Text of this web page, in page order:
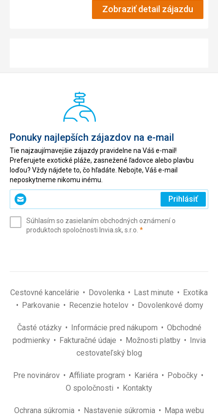
Zobraziť detail zájazdu
Ponuky najlepších zájazdov na e-mail
Tie najzaujímavejšie zájazdy pravidelne na Váš e-mail!
Preferujete exotické pláže, zasnežené ľadovce alebo plavbu
loďou? Vždy nájdete to, čo hľadáte. Nebojte, Váš e-mail
neposkytneme nikomu inému.
Zadajte
svoj
(povinné)
Prihlásiť
Súhlasím so zasielaním obchodných oznámení o
produktoch spoločnosti Invia.sk, s.r.o. *(povinné)
Cestovné kancelárie Dovolenka Last minute
Exotika
Parkovanie
Recenzie hotelov Dovolenkové domy
Časté otázky Informácie pred nákupom
Obchodné
podmienky
Fakturačné údaje Možnosti platby
Invia
cestovateľský blog
Pre novinárov Affiliate program Kariéra
Pobočky
O spoločnosti
Kontakty
Ochrana súkromia Nastavenie súkromia Mapa webu